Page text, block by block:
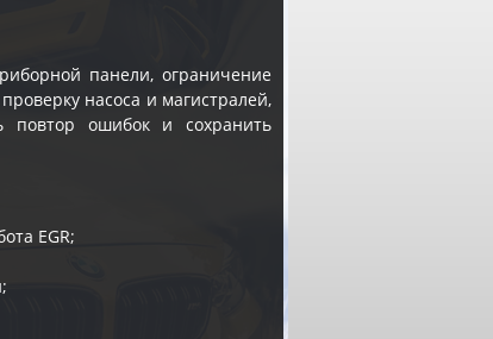
панели, ограничение
насоса и магистралей,
повтор ошибок и сохранить
EGR;